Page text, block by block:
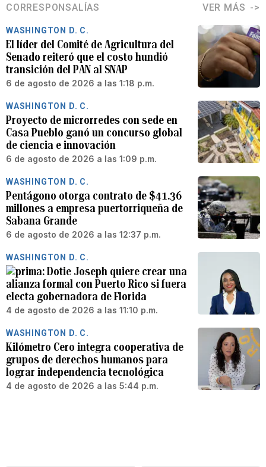
CORRESPONSALÍAS VER MÁS
WASHINGTON D. C.
El líder del Comité de Agricultura del
Senado reiteró que el costo hundió
transición del PAN al SNAP
6 de agosto de 2026 a las 1:18 p.m.
WASHINGTON D. C.
Proyecto de microrredes con sede en
Casa Pueblo ganó un concurso global
de ciencia e innovación
6 de agosto de 2026 a las 1:09 p.m.
WASHINGTON D. C.
Pentágono otorga contrato de $41.36
millones a empresa puertorriqueña de
Sabana Grande
6 de agosto de 2026 a las 12:37 p.m.
WASHINGTON D. C.
Dotie Joseph quiere crear una
alianza formal con Puerto Rico si fuera
electa gobernadora de Florida
4 de agosto de 2026 a las 11:10 p.m.
WASHINGTON D. C.
Kilómetro Cero integra cooperativa de
grupos de derechos humanos para
lograr independencia tecnológica
4 de agosto de 2026 a las 5:44 p.m.